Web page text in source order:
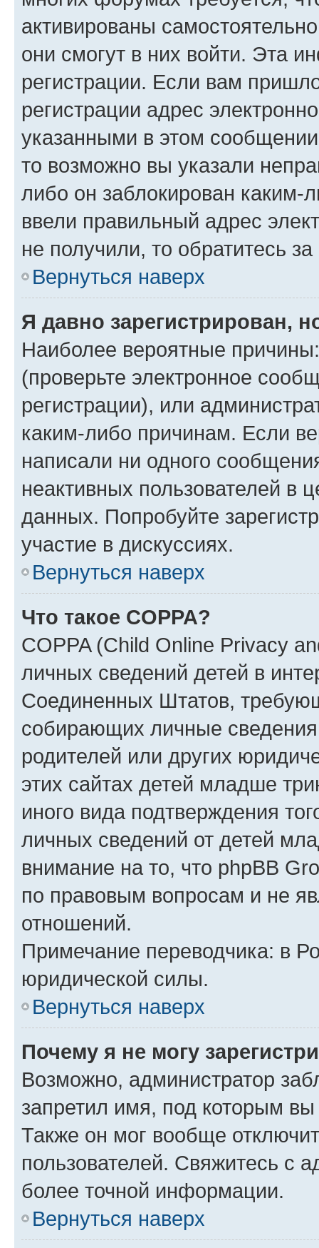
активированы
они смогут в них войти. Эта
регистрации. Если вам
регистрации адрес
указанными в этом
то возможно вы указали
либо он заблокирован
ввели правильный адрес
не получили, то обратитесь
Вернуться наверх
Я давно зарегистрирован,
Наиболее вероятные
(проверьте электронное
регистрации), или
каким-либо причинам. Если
написали ни одного
неактивных пользователей в
данных. Попробуйте
участие в дискуссиях.
Вернуться наверх
Что такое COPPA?
COPPA (Child Online Privacy
личных сведений детей в
Соединенных Штатов,
собирающих личные
родителей или других
этих сайтах детей младше
иного вида подтверждения
личных сведений от детей
внимание на то, что phpBB
по правовым вопросам и не
отношений.
Примечание переводчика: в
юридической силы.
Вернуться наверх
Почему я не могу
Возможно, администратор
запретил имя, под которым вы
Также он мог вообще
пользователей. Свяжитесь с
более точной информации.
Вернуться наверх